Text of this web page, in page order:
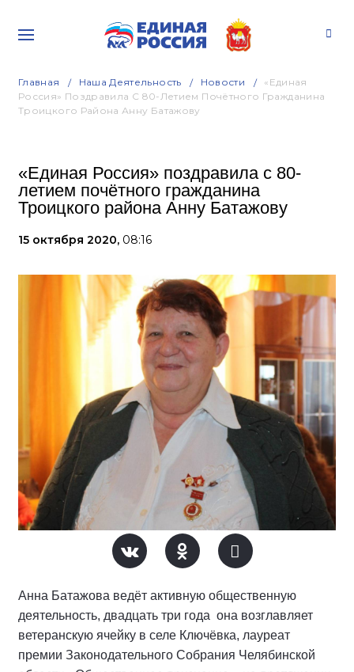
Главная Наша Деятельность Новости
«Единая
Россия» Поздравила С 80-Летием Почётного Гражданина
Троицкого Района Анну Батажову
«Единая Россия» поздравила с 80-
летием почётного гражданина
Троицкого района Анну Батажову
15 октября 2020, 08:16
Анна Батажова ведёт активную общественную
деятельность, двадцать три года она возглавляет
ветеранскую ячейку в селе Ключёвка, лауреат
премии Законодательного Собрания Челябинской